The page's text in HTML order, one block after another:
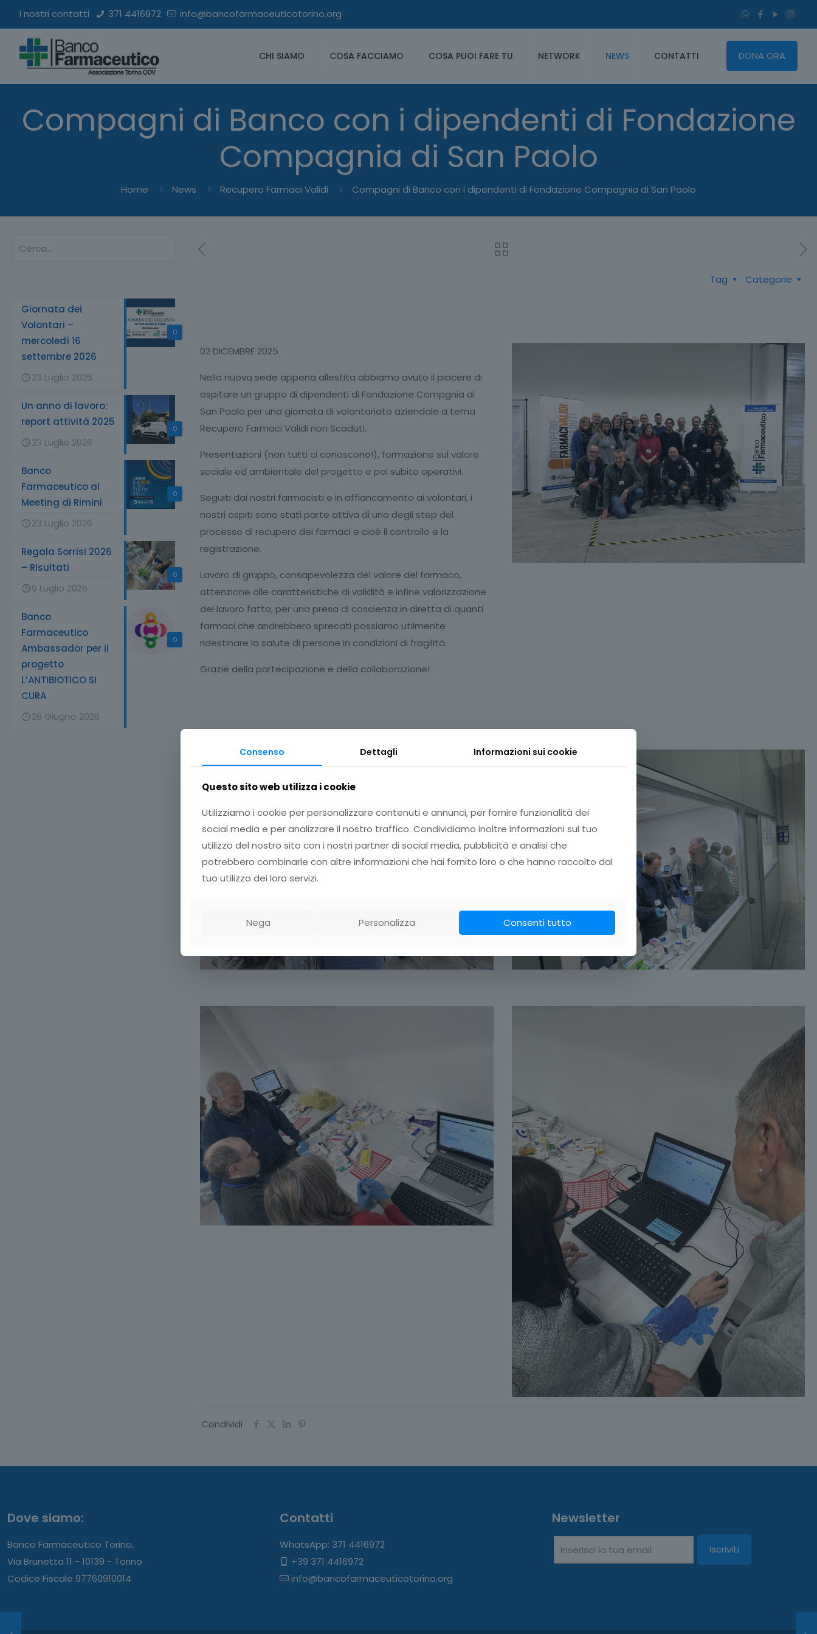
I nostri contatti 371 4416972 info@bancofarmaceuticotorino.org
CHI SIAMO COSA FACCIAMO COSA PUOI FARE TU NETWORK NEWS CONTATTI DONA ORA
Compagni di Banco con i dipendenti di Fondazione
Compagnia di San Paolo
Home News Recupero Farmaci Validi Compagni di Banco con i dipendenti di Fondazione Compagnia di San Paolo
Categorie
Tag
02 DICEMBRE 2025
Nella nuova sede appena allestita abbiamo avuto il piacere di
ospitare un gruppo di dipendenti di Fondazione Compgnia di
San Paolo per una giornata di volontariato aziendale a tema
Recupero Farmaci Validi non Scaduti.
Presentazioni (non tutti ci conoscono!), formazione sul valore
sociale ed ambientale del progetto e poi subito operativi.
Seguiti dai nostri farmacisti e in affiancamento ai volontari, i
nostri ospiti sono stati parte attiva di uno degli step del
processo di recupero dei farmaci e cioè il controllo e la
registrazione.
Lavoro di gruppo, consapevolezza del valore del farmaco,
attenzione alle caratteristiche di validità e infine valorizzazione
del lavoro fatto, per una presa di coscienza in diretta di quanti
farmaci che andrebbero sprecati possiamo utilmente
ridestinare la salute di persone in condizioni di fragilità.
Grazie della partecipazione e della collaborazione!
Condividi
0
Giornata dei
Volontari –
mercoledì 16
settembre 2026
23 Luglio 2026
0
Un anno di lavoro:
report attività 2025
23 Luglio 2026
0
Banco
Farmaceutico al
Meeting di Rimini
23 Luglio 2026
0
Regala Sorrisi 2026
– Risultati
9 Luglio 2026
0
Banco
Farmaceutico
Ambassador per il
progetto
L’ANTIBIOTICO SI
CURA
26 Giugno 2026
Dove siamo:
Banco Farmaceutico Torino,
Via Brunetta 11 - 10139 - Torino
Codice Fiscale 97760910014
Contatti
WhatsApp: 371 4416972
+39 371 4416972
info@bancofarmaceuticotorino.org
Newsletter
Consenso Dettagli Informazioni sui cookie
Questo sito web utilizza i cookie
Utilizziamo i cookie per personalizzare contenuti e annunci, per fornire funzionalità dei
social media e per analizzare il nostro traffico. Condividiamo inoltre informazioni sul tuo
utilizzo del nostro sito con i nostri partner di social media, pubblicità e analisi che
potrebbero combinarle con altre informazioni che hai fornito loro o che hanno raccolto dal
tuo utilizzo dei loro servizi.
Nega Personalizza Consenti tutto